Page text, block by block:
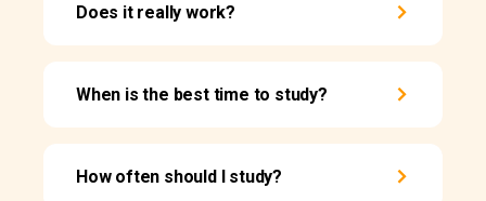
Does it really work?
When is the best time to study?
How often should I study?